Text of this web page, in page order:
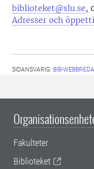
biblioteket@slu.se,
Adresser och
SIDANSVARIG: BIB-
Fakulteter
Biblioteket